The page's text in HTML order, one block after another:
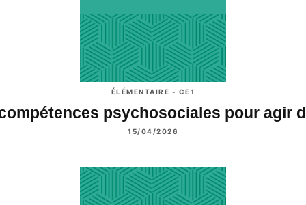
ÉLÉMENTAIRE - CE1
psychosociales pour agir
15/04/2026